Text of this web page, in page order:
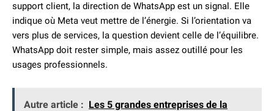
support client, la direction de WhatsApp est un signal. Elle
indique où Meta veut mettre de l’énergie. Si l’orientation va
vers plus de services, la question devient celle de l’équilibre.
WhatsApp doit rester simple, mais assez outillé pour les
usages professionnels.
Autre article : Les 5 grandes entreprises de la